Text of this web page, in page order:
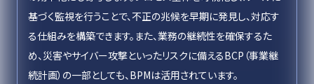
基づく監視を行うことで、不正の兆候を早期に発見し、対応す
る仕組みを構築できます。また、業務の継続性を確保するた
め、災害やサイバー攻撃といったリスクに備えるBCP（事業継
続計画）の一部としても、BPMは活用されています。